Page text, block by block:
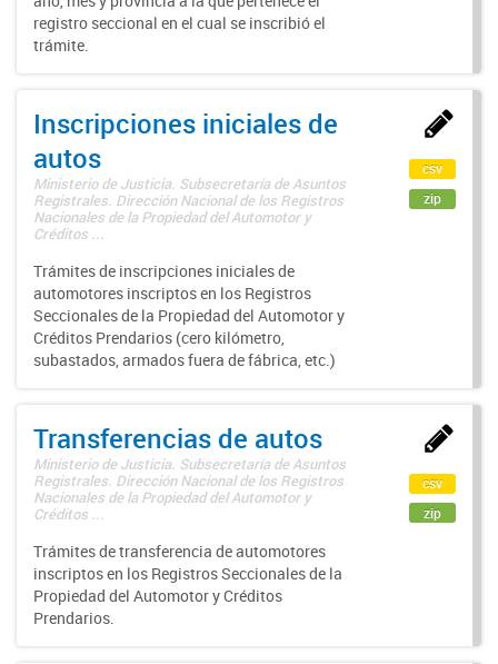
registro seccional en el cual se inscribió el
trámite.
Inscripciones iniciales de
autos
Ministerio de Justicia. Subsecretaría de Asuntos
Registrales. Dirección Nacional de los Registros
Nacionales de la Propiedad del Automotor y
Créditos ...
Trámites de inscripciones iniciales de
automotores inscriptos en los Registros
Seccionales de la Propiedad del Automotor y
Créditos Prendarios (cero kilómetro,
subastados, armados fuera de fábrica, etc.)
csv
zip
Transferencias de autos
Ministerio de Justicia. Subsecretaría de Asuntos
Registrales. Dirección Nacional de los Registros
Nacionales de la Propiedad del Automotor y
Créditos ...
Trámites de transferencia de automotores
inscriptos en los Registros Seccionales de la
Propiedad del Automotor y Créditos
Prendarios.
csv
zip